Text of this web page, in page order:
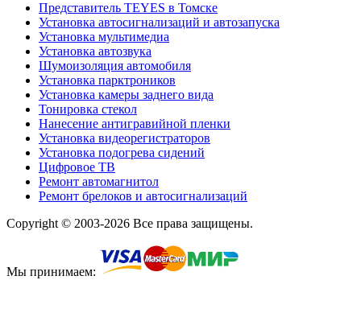
Представитель TEYES в Томске
Установка автосигнализаций и автозапуска
Установка мультимедиа
Установка автозвука
Шумоизоляция автомобиля
Установка парктроников
Установка камеры заднего вида
Тонировка стекол
Нанесение антигравийной пленки
Установка видеорегистраторов
Установка подогрева сидений
Цифровое ТВ
Ремонт автомагнитол
Ремонт брелоков и автосигнализаций
Copyright © 2003-2026 Все права защищены.
Мы принимаем: